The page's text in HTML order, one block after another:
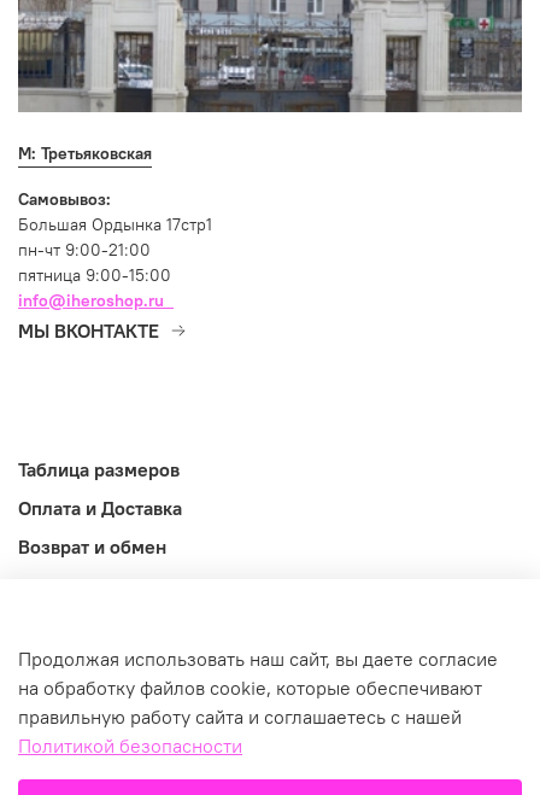
В корзину
М: Третьяковская
Самовывоз:
Большая Ордынка 17стр1
пн-чт 9:00-21:00
пятница 9:00-15:00
info@iheroshop.ru
МЫ ВКОНТАКТЕ
Таблица размеров
Оплата и Доставка
Возврат и обмен
Продолжая использовать наш сайт, вы даете согласие
на обработку файлов cookie, которые обеспечивают
правильную работу сайта и соглашаетесь с нашей
Политикой безопасности